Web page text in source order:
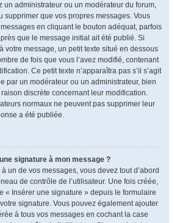
un administrateur ou un modérateur du forum,
supprimer que vos propres messages. Vous
en cliquant le bouton adéquat, parfois
que le message initial ait été publié. Si
votre message, un petit texte situé en dessous
de fois que vous l’avez modifié, contenant
Ce petit texte n’apparaîtra pas s’il s’agit
par un modérateur ou un administrateur, bien
discrète concernant leur modification.
normaux ne peuvent pas supprimer leur
a été publiée.
signature à mon message ?
un de vos messages, vous devez tout d’abord
de contrôle de l’utilisateur. Une fois créée,
« Insérer une signature » depuis le formulaire
signature. Vous pouvez également ajouter
à tous vos messages en cochant la case